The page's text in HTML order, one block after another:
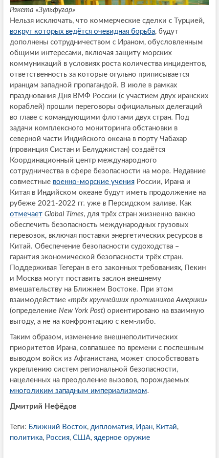
Ракета «Зульфугар»
Нельзя исключать, что коммерческие сделки с Турцией,
вокруг которых ведётся очевидная борьба, будут
дополнены сотрудничеством с Ираном, обусловленным
общими интересами, включая защиту морских
коммуникаций в условиях роста количества инцидентов,
ответственность за которые огульно приписывается
иранцам западной пропагандой. В июле в рамках
празднования Дня ВМФ России (с участием двух иранских
кораблей) прошли переговоры официальных делегаций
во главе с командующими флотами двух стран. Под
задачи комплексного мониторинга обстановки в
северной части Индийского океана в порту Чабахар
(провинция Систан и Белуджистан) создаётся
Координационный центр международного
сотрудничества в сфере безопасности на море. Недавние
совместные военно-морские ученияРоссии, Ирана и
Китая в Индийском океане будут иметь продолжение на
рубеже 2021-2022 гг. уже в Персидском заливе. Как
отмечает Global Times, для трёх стран жизненно важно
обеспечить безопасность международных грузовых
перевозок, включая поставки энергетических ресурсов в
Китай. Обеспечение безопасности судоходства –
гарантия экономической безопасности трёх стран.
Поддерживая Тегеран в его законных требованиях, Пекин
и Москва могут поставить заслон внешнему
вмешательству на Ближнем Востоке. При этом
взаимодействие «трёх крупнейших противников Америки»
(определение New York Post) ориентировано на взаимную
выгоду, а не на конфронтацию с кем-либо.
Таким образом, изменение внешнеполитических
приоритетов Ирана, совпавшее по времени с поспешным
выводом войск из Афганистана, может способствовать
укреплению систем региональной безопасности,
нацеленных на преодоление вызовов, порождаемых
многоликим западным империализмом.
Дмитрий Нефёдов
Теги: Ближний Восток, дипломатия, Иран, Китай,
политика, Россия, США, ядерное оружие